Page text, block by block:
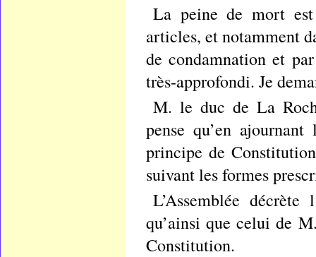
La peine de mort est
articles, et notamment
de condamnation et
très-approfondi. Je
M. le duc de La
pense qu’en
principe de
suivant les formes
L’Assemblée
qu’ainsi que celui de
Constitution.